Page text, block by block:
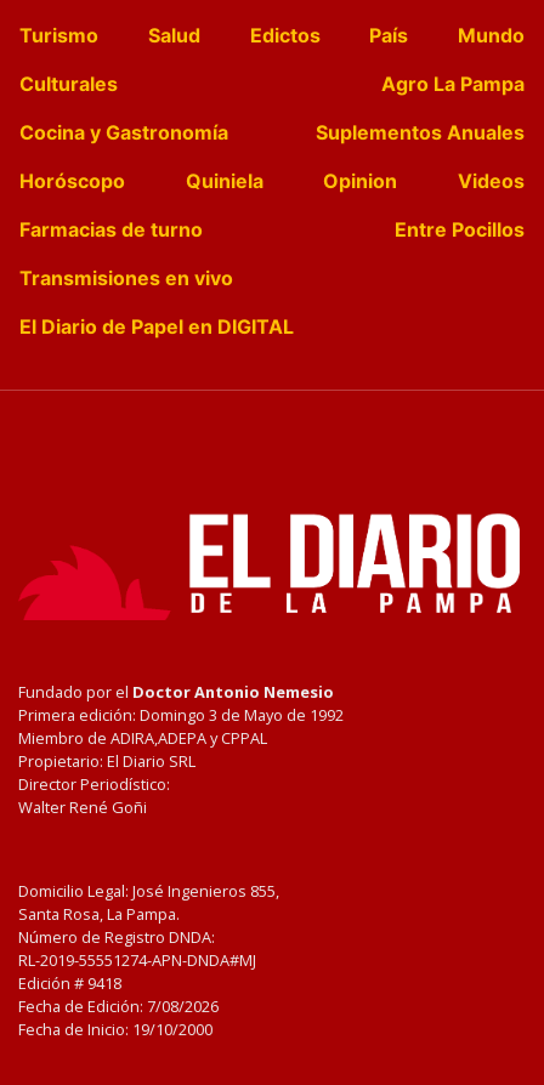
Turismo
Salud Edictos País
Mundo
Culturales
Agro La Pampa
Cocina y Gastronomía
Suplementos Anuales
Horóscopo
Quiniela Opinion
Videos
Farmacias de turno
Entre Pocillos
Transmisiones en vivo
El Diario de Papel en DIGITAL
Fundado por el Doctor Antonio Nemesio
Primera edición: Domingo 3 de Mayo de 1992
Miembro de ADIRA,ADEPA y CPPAL
Propietario: El Diario SRL
Director Periodístico:
Walter René Goñi
Domicilio Legal: José Ingenieros 855,
Santa Rosa, La Pampa.
Número de Registro DNDA:
RL-2019-55551274-APN-DNDA#MJ
Edición # 9418
Fecha de Edición: 7/08/2026
Fecha de Inicio: 19/10/2000